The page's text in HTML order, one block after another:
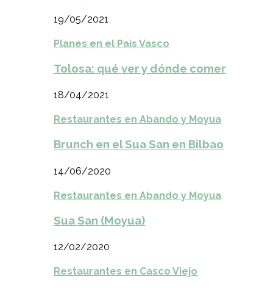
19/05/2021
Planes en el País Vasco
Tolosa: qué ver y dónde comer
18/04/2021
Restaurantes en Abando y Moyua
Brunch en el Sua San en Bilbao
14/06/2020
Restaurantes en Abando y Moyua
Sua San (Moyua)
12/02/2020
Restaurantes en Casco Viejo